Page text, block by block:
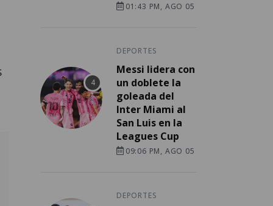
01:43 PM, AGO 05
DEPORTES
Messi lidera con
un doblete la
goleada del
Inter Miami al
San Luis en la
Leagues Cup
09:06 PM, AGO 05
DEPORTES